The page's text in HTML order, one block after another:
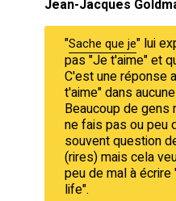
Jean-Jacques
"Sache que je" lui
pas "Je t'aime" et
C'est une réponse
t'aime" dans
Beaucoup de gens
ne fais pas ou peu
souvent question
(rires) mais cela
peu de mal à
life".